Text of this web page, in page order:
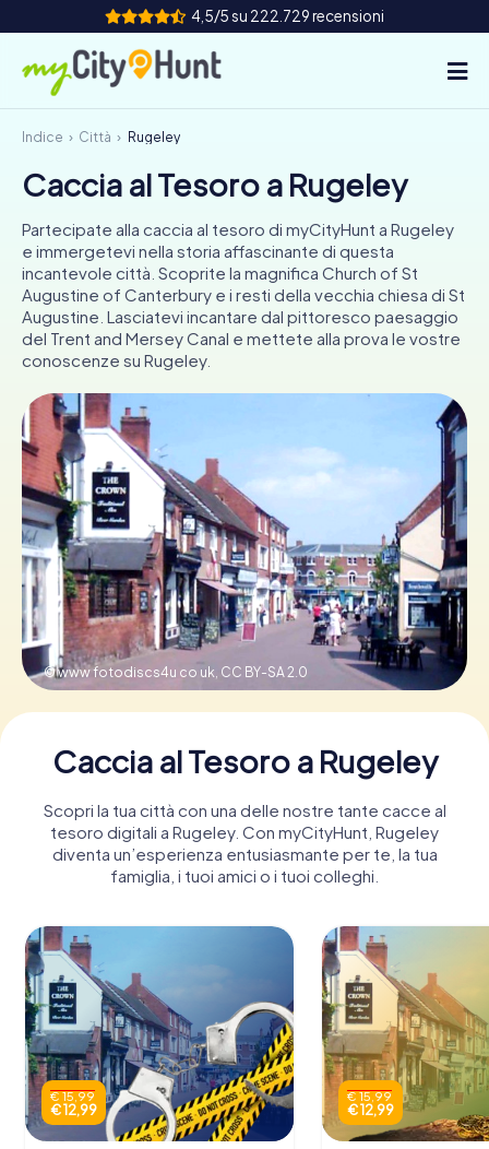
4,5/5 su 222.729 recensioni
Come funziona
Città
Tour
Team Building
Biglietti
INT AT CH
DE
ES
IT
NL
Prenota Biglietti
Acquista i Voucher
Indice Città Rugeley
Caccia al Tesoro a Rugeley
Partecipate alla caccia al tesoro di myCityHunt a Rugeley
e immergetevi nella storia affascinante di questa
incantevole città. Scoprite la magnifica Church of St
Augustine of Canterbury e i resti della vecchia chiesa di St
Augustine. Lasciatevi incantare dal pittoresco paesaggio
del Trent and Mersey Canal e mettete alla prova le vostre
conoscenze su Rugeley.
© www fotodiscs4u co uk, CC BY-SA 2.0
Caccia al Tesoro a Rugeley
Scopri la tua città con una delle nostre tante cacce al
tesoro digitali a Rugeley. Con myCityHunt, Rugeley
diventa un’esperienza entusiasmante per te, la tua
famiglia, i tuoi amici o i tuoi colleghi.
€ 15,99
€ 12,99
€ 15,99
€ 12,99